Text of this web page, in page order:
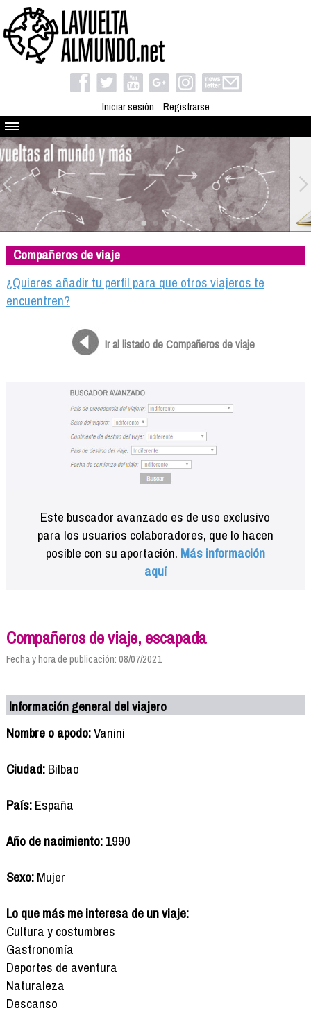
Iniciar sesión Registrarse
Quienes somos
El proyecto
Blog
Viaja con nosotros
Camino solidario
Libros
Compañeros de viaje
Compañeros de viaje
¿Quieres añadir tu perfil para que otros viajeros te
encuentren?
Ir al listado de Compañeros de viaje
Este buscador avanzado es de uso exclusivo
para los usuarios colaboradores, que lo hacen
posible con su aportación. Más información
aquí
Compañeros de viaje, escapada
Fecha y hora de publicación: 08/07/2021
Información general del viajero
Nombre o apodo:Vanini
Ciudad:Bilbao
País:España
Año de nacimiento:1990
Sexo:Mujer
Lo que más me interesa de un viaje:
Cultura y costumbres
Gastronomía
Deportes de aventura
Naturaleza
Descanso